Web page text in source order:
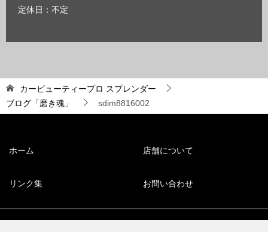
定休日：不定
カービューティープロ スプレンダー
ブログ「磨き魂」
sdim8816002
ホーム 店舗について
リンク集 お問い合わせ